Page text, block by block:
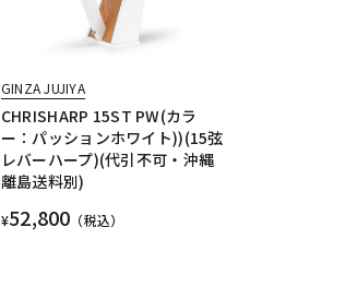
GINZA JUJIYA
CHRISHARP 15ST PW(カラ
ー：パッションホワイト))(15弦
レバーハープ)(代引不可・沖縄
離島送料別)
¥52,800 （税込）